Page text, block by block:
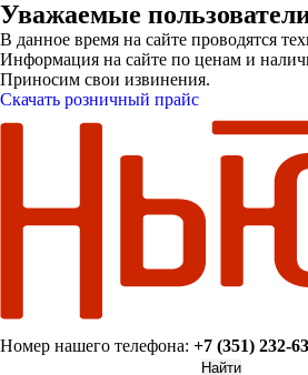
Уважаемые
В данное время на сайте проводятся
Информация на сайте по ценам и
Приносим свои извинения.
Скачать розничный прайс
Номер нашего телефона: +7 (351) 232-